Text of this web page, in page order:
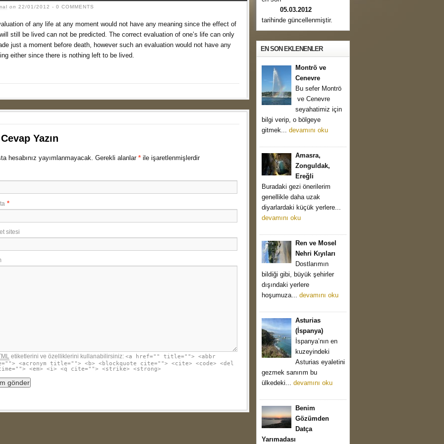
on 22/01/2012 - 0 COMMENTS
of any life at any moment would not have any meaning since the effect of
still be lived can not be predicted. The correct evaluation of one’s life can only
just a moment before death, however such an evaluation would not have any
either since there is nothing left to be lived.
Yazın
hesabınız yayımlanmayacak. Gerekli alanlar *ile işaretlenmişlerdir
*
sitesi
etiketlerini ve özelliklerini kullanabilirsiniz: <a href="" title=""> <abbr
<acronym title=""> <b> <blockquote cite=""> <cite> <code> <del
<em> <i> <q cite=""> <strike> <strong>
05.03.2012
tarihinde güncellenmiştir.
EN SON EKLENENLER
Montrö ve
Cenevre
Bu sefer Montrö
ve Cenevre
seyahatimiz için
bilgi verip, o bölgeye
gitmek... devamını oku
Amasra,
Zonguldak,
Ereğli
Buradaki gezi önerilerim
genellikle daha uzak
diyarlardaki küçük yerlere...
devamını oku
Ren ve Mosel
Nehri Kıyıları
Dostlarımın
bildiği gibi, büyük şehirler
dışındaki yerlere
hoşumuza... devamını oku
Asturias
(İspanya)
İspanya’nın en
kuzeyindeki
Asturias eyaletini
gezmek sanırım bu
ülkedeki... devamını oku
Benim
Gözümden
Datça
Yarımadası